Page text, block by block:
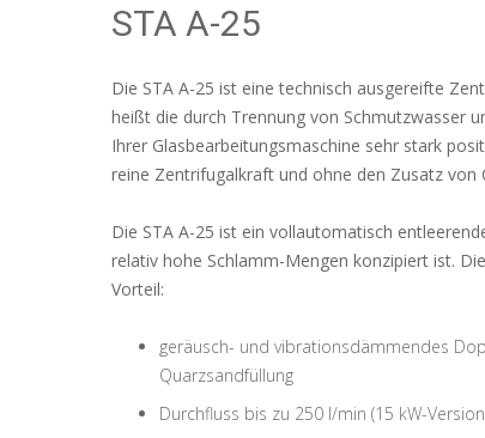
STA A-25
Die STA A-25 ist eine technisch ausgereifte
heißt die durch Trennung von Schmutzwasser
Ihrer Glasbearbeitungsmaschine sehr stark
reine Zentrifugalkraft und ohne den Zusatz von
Die STA A-25 ist ein vollautomatisch
relativ hohe Schlamm-Mengen konzipiert ist.
Vorteil:
geräusch- und vibrationsdämmendes
Quarzsandfüllung
Durchfluss bis zu 250 l/min (15 kW-